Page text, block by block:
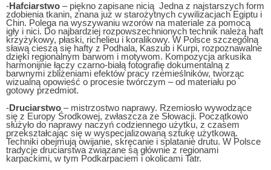
-Hafciarstwo – piękno zapisane nicią Jedna z najstarszych form
zdobienia tkanin, znana już w starożytnych cywilizacjach Egiptu i
Chin. Polega na wyszywaniu wzorów na materiale za pomocą
igły i nici. Do najbardziej rozpowszechnionych technik należą haft
krzyżykowy, płaski, richelieu i koralikowy. W Polsce szczególną
sławą cieszą się hafty z Podhala, Kaszub i Kurpi, rozpoznawalne
dzięki regionalnym barwom i motywom. Kompozycja arkusika
harmonijnie łączy czarno‑białą fotografię dokumentalną z
barwnymi zbliżeniami efektów pracy rzemieślników, tworząc
wizualną opowieść o procesie twórczym – od materiału po
gotowy przedmiot.
-Druciarstwo – mistrzostwo naprawy. Rzemiosło wywodzące
się z Europy Środkowej, zwłaszcza ze Słowacji. Początkowo
służyło do naprawy naczyń codziennego użytku, z czasem
przekształcając się w wyspecjalizowaną sztukę użytkową.
Techniki obejmują owijanie, skręcanie i splatanie drutu. W Polsce
tradycje druciarstwa związane są głównie z regionami
karpackimi, w tym Podkarpaciem i okolicami Tatr.